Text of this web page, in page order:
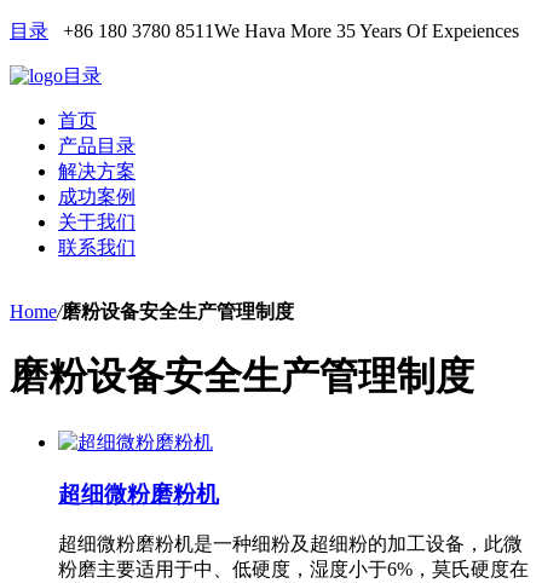
目录 +86 180 3780 8511We Hava More 35 Years Of Expeiences
目录
首页
产品目录
解决方案
成功案例
关于我们
联系我们
Home/磨粉设备安全生产管理制度
磨粉设备安全生产管理制度
超细微粉磨粉机
超细微粉磨粉机是一种细粉及超细粉的加工设备，此微
粉磨主要适用于中、低硬度，湿度小于6%，莫氏硬度在